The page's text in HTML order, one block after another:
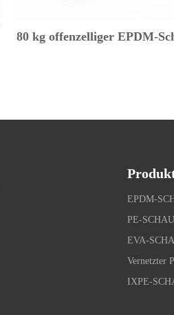
80 kg offenzelliger EPDM-
EPDM-
PE-
EVA-
Vernetzter
IXPE-